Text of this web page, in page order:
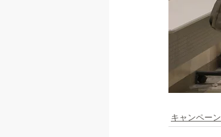
キャンペーン